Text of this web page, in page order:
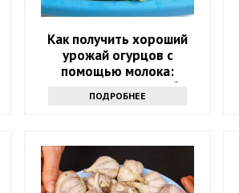
Как получить хороший
урожай огурцов с
помощью молока:
интересный способ
ПОДРОБНЕЕ